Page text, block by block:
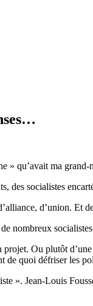
» qu’avait ma
socialistes
d’union. Et
nombreux
Ou plutôt
quoi défriser les
Jean-Louis